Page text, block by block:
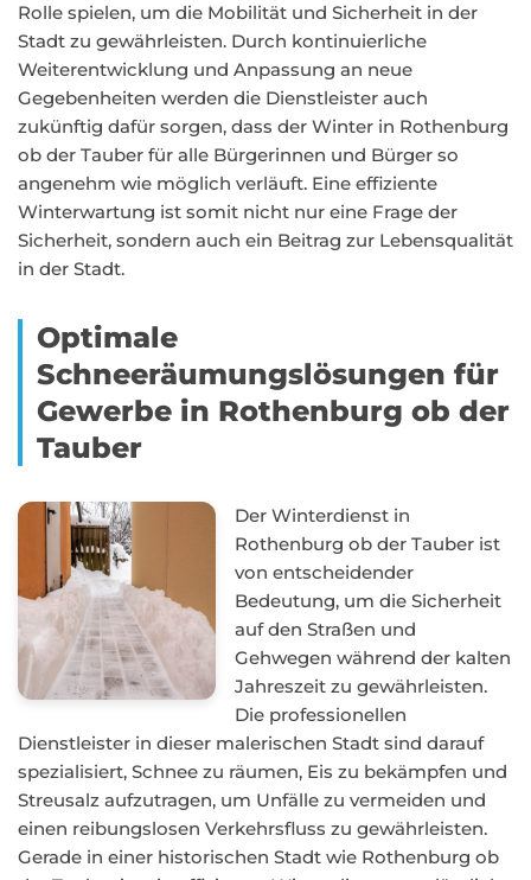
Rolle spielen, um die Mobilität und Sicherheit in der
Stadt zu gewährleisten. Durch kontinuierliche
Weiterentwicklung und Anpassung an neue
Gegebenheiten werden die Dienstleister auch
zukünftig dafür sorgen, dass der Winter in Rothenburg
ob der Tauber für alle Bürgerinnen und Bürger so
angenehm wie möglich verläuft. Eine effiziente
Winterwartung ist somit nicht nur eine Frage der
Sicherheit, sondern auch ein Beitrag zur Lebensqualität
in der Stadt.
Optimale
Schneeräumungslösungen für
Gewerbe in Rothenburg ob der
Tauber
Der Winterdienst in
Rothenburg ob der Tauber ist
von entscheidender
Bedeutung, um die Sicherheit
auf den Straßen und
Gehwegen während der kalten
Jahreszeit zu gewährleisten.
Die professionellen
Dienstleister in dieser malerischen Stadt sind darauf
spezialisiert, Schnee zu räumen, Eis zu bekämpfen und
Streusalz aufzutragen, um Unfälle zu vermeiden und
einen reibungslosen Verkehrsfluss zu gewährleisten.
Gerade in einer historischen Stadt wie Rothenburg ob